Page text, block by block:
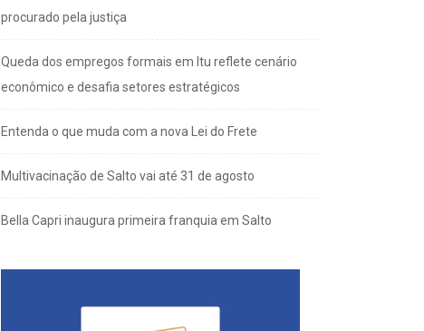
procurado pela justiça
Queda dos empregos formais em Itu reflete cenário
econômico e desafia setores estratégicos
Entenda o que muda com a nova Lei do Frete
Multivacinação de Salto vai até 31 de agosto
Bella Capri inaugura primeira franquia em Salto